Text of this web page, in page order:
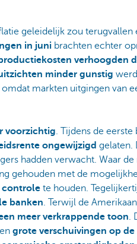
geleidelijk zou terugvallen
in juni brachten echter
verhoogden
minder gunstig
omdat markten uitgingen van
voorzichtig. Tijdens de
ongewijzigd gelaten.
hadden verwacht. Waar de
gehouden met de
controle te houden.
banken. Terwijl de
meer verkrappende toon.
grote verschuivingen op